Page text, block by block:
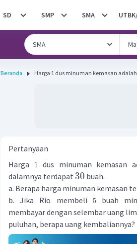
SD SMP SMA
Beranda Harga 1 dus minuman kemasan adalah
Pertanyaan
Harga
1 dus minuman kemasan
dalamnya terdapat 30 buah.
a. Berapa harga minuman kemasan
b. Jika Rio membeli 5buah
membayar dengan selembar uang
puluhan, berapa uang kembaliannya?